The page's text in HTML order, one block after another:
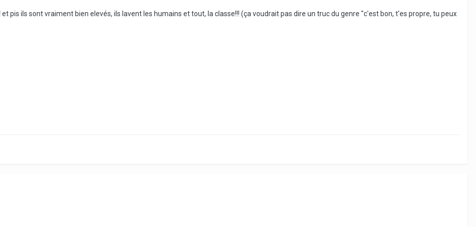
pis ils sont vraiment bien elevés, ils lavent les humains et tout, la classe!!! (ça voudrait pas dire un truc du genre "c'est bon, t'es propre, tu peux